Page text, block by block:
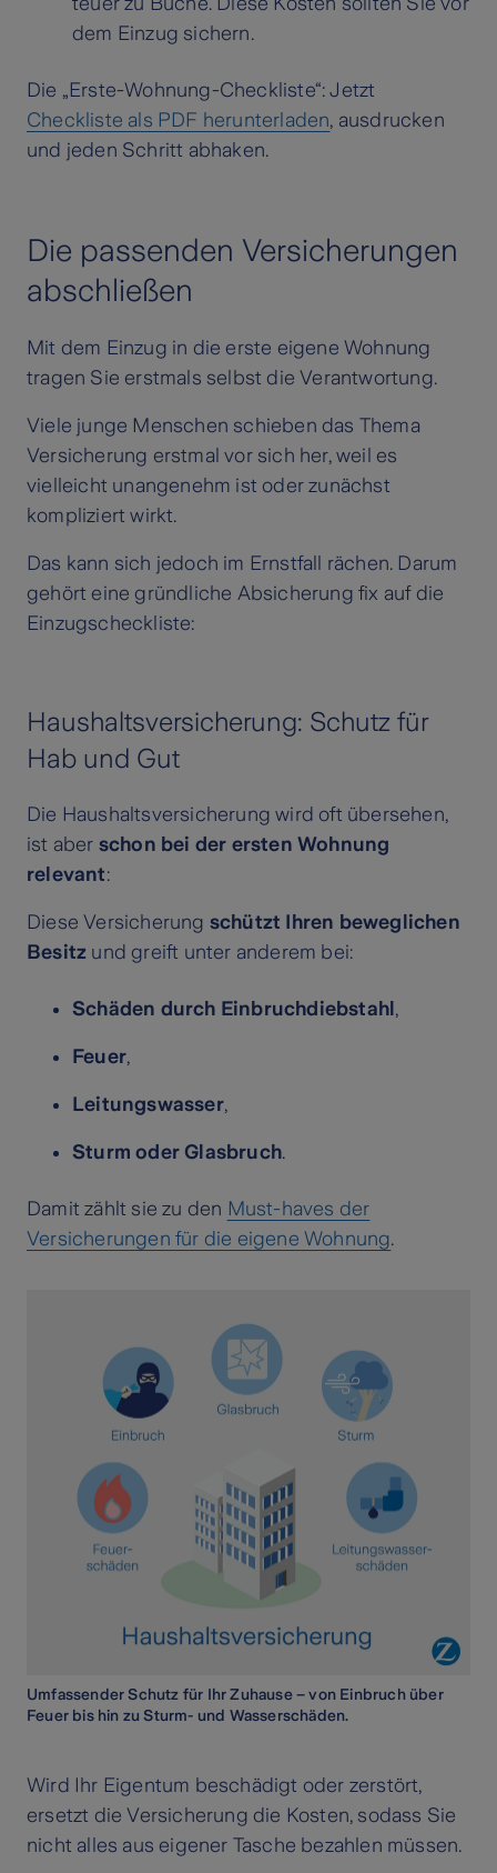
dem Einzug sichern.
Die „Erste-Wohnung-Checkliste“: Jetzt
Checkliste als PDF herunterladen, ausdrucken
und jeden Schritt abhaken.
Die passenden Versicherungen
abschließen
Mit dem Einzug in die erste eigene Wohnung
tragen Sie erstmals selbst die Verantwortung.
Viele junge Menschen schieben das Thema
Versicherung erstmal vor sich her, weil es
vielleicht unangenehm ist oder zunächst
kompliziert wirkt.
Das kann sich jedoch im Ernstfall rächen. Darum
gehört eine gründliche Absicherung fix auf die
Einzugscheckliste:
Haushaltsversicherung: Schutz für
Hab und Gut
Die Haushaltsversicherung wird oft übersehen,
ist aber schon bei der ersten Wohnung
relevant:
Diese Versicherung schützt Ihren beweglichen
Besitz und greift unter anderem bei:
Schäden durch Einbruchdiebstahl,
Feuer,
Leitungswasser,
Sturm oder Glasbruch.
Damit zählt sie zu den Must-haves der
Versicherungen für die eigene Wohnung.
Umfassender Schutz für Ihr Zuhause – von Einbruch über
Feuer bis hin zu Sturm- und Wasserschäden.
Wird Ihr Eigentum beschädigt oder zerstört,
ersetzt die Versicherung die Kosten, sodass Sie
nicht alles aus eigener Tasche bezahlen müssen.